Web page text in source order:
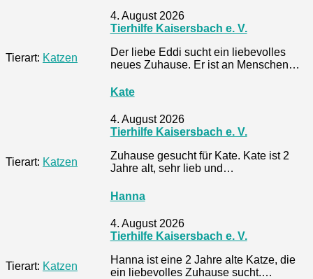
Tierart: Katzen
4. August 2026
Tierhilfe Kaisersbach e. V.
Der liebe Eddi sucht ein liebevolles
neues Zuhause. Er ist an Menschen…
Tierart: Katzen
Kate
4. August 2026
Tierhilfe Kaisersbach e. V.
Zuhause gesucht für Kate. Kate ist 2
Jahre alt, sehr lieb und…
Tierart: Katzen
Hanna
4. August 2026
Tierhilfe Kaisersbach e. V.
Hanna ist eine 2 Jahre alte Katze, die
ein liebevolles Zuhause sucht.…